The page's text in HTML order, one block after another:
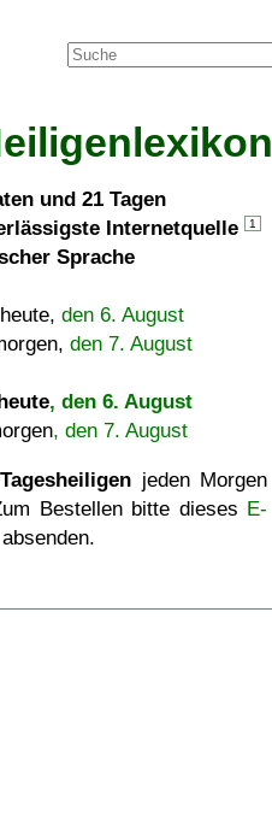
und 21 Tagen
Internetquelle
1
Sprache
den 6. August
den 7. August
, den 6. August
, den 7. August
Tagesheiligen jeden Morgen
Bestellen bitte dieses E-